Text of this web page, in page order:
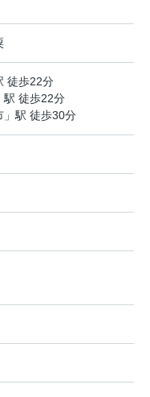
徒歩22分
駅 徒歩22分
」駅 徒歩30分